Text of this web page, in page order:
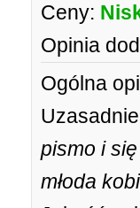
Ceny:
Opinia
Ogólna
pismo i
młoda